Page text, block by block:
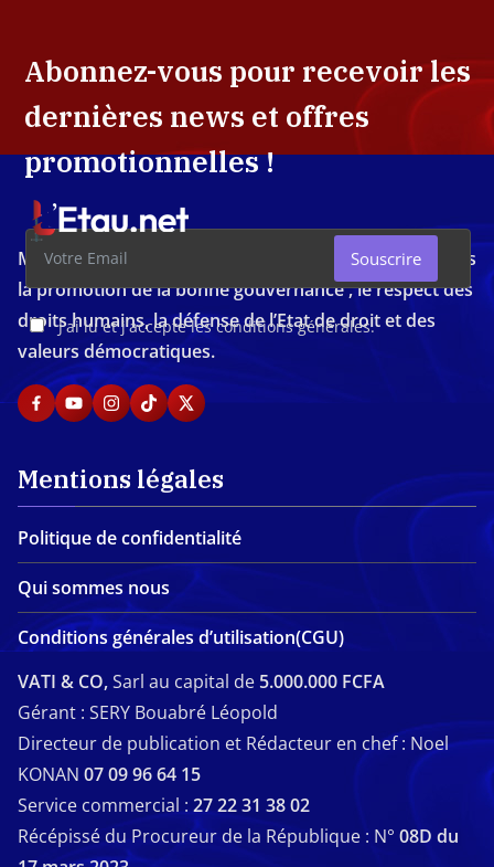
Abonnez-vous pour recevoir les
dernières news et offres
promotionnelles !
J'ai lu et j'accepte les conditions générales.
Souscrire
Média d'investigation ivoirien résolument engagé dans
la promotion de la bonne gouvernance , le respect des
droits humains, la défense de l’Etat de droit et des
valeurs démocratiques.
Mentions légales
Politique de confidentialité
Qui sommes nous
Conditions générales d’utilisation(CGU)
VATI & CO,Sarl au capital de 5.000.000 FCFA
Gérant : SERY Bouabré Léopold
Directeur de publication et Rédacteur en chef : Noel
KONAN 07 09 96 64 15
Service commercial : 27 22 31 38 02
Récépissé du Procureur de la République : N° 08D du